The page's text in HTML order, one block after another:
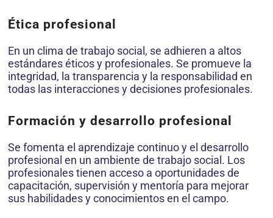
Ética profesional
En un clima de trabajo social, se adhieren a altos
estándares éticos y profesionales. Se promueve la
integridad, la transparencia y la responsabilidad en
todas las interacciones y decisiones profesionales.
Formación y desarrollo profesional
Se fomenta el aprendizaje continuo y el desarrollo
profesional en un ambiente de trabajo social. Los
profesionales tienen acceso a oportunidades de
capacitación, supervisión y mentoría para mejorar
sus habilidades y conocimientos en el campo.